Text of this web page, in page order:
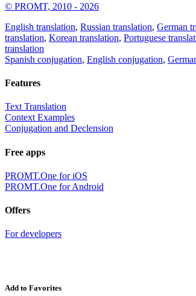
© PROMT, 2010 - 2026
English translation, Russian translation, German
translation, Korean translation, Portuguese
translation
Spanish conjugation, English conjugation,
Features
Text Translation
Context Examples
Conjugation and Declension
Free apps
PROMT.One for iOS
PROMT.One for Android
Offers
For developers
Add to Favorites